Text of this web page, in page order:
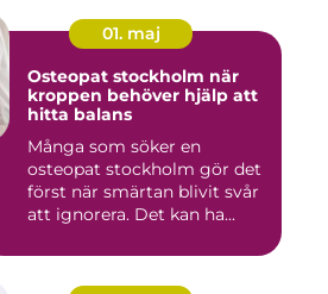
01. maj
Osteopat stockholm när
kroppen behöver hjälp att
hitta balans
Många som söker en
osteopat stockholm gör det
först när smärtan blivit svår
att ignorera. Det kan ha...